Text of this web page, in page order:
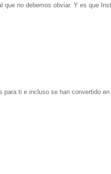
no debemos obviar. Y es que
ti e incluso se han convertido